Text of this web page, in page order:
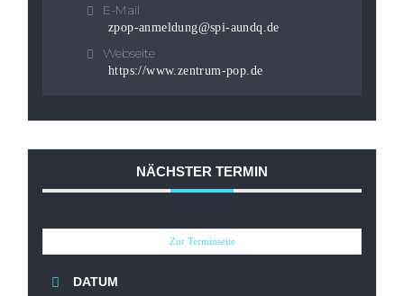
E-Mail
zpop-anmeldung@spi-aundq.de
Webseite
https://www.zentrum-pop.de
NÄCHSTER TERMIN
Zur Terminseite
DATUM